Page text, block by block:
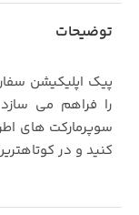
توضیحات
پیک اپلیکیشن
را فراهم می
سوپرمارکت های
کنید و در